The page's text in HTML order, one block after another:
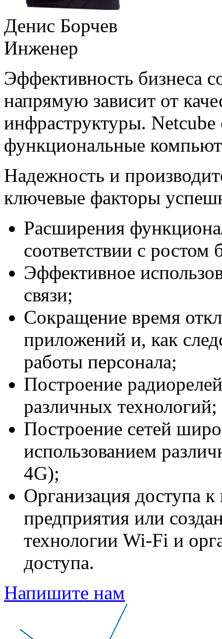
Денис Борчев
Инженер
Эффективность бизнеса
напрямую зависит от
инфраструктуры.
функциональные
Надежность и
ключевые факторы
Расширения
соответствии с ростом
Эффективное
связи;
Сокращение время
приложений и, как
работы персонала;
Построение
различных технологий;
Построение сетей
использованием
4G);
Организация доступа
предприятия или
технологии Wi-Fi и
доступа.
Напишите нам